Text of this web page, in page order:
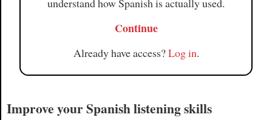
understand how Spanish is actually used.
Continue
Already have access?Log in.
Improve your Spanish listening skills